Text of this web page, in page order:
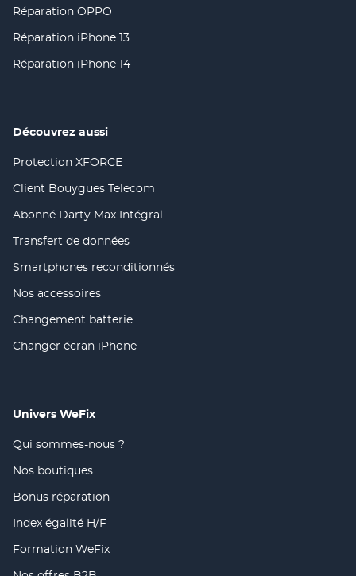
nouvelle
dans
nouvelle
Réparation OPPO
(ouvre
dans
nouvelle
Réparation iPhone 13
(ouvre
dans
Réparation iPhone 14
(ouvre
fenêtre)
Découvrez aussi
Protection XFORCE
(ouvre
dans
nouvelle
Client Bouygues Telecom
(ouvre
dans
nouvelle
Abonné Darty Max Intégral
(ouvre
dans
nouvelle
Transfert de données
(ouvre
dans
nouvelle
Smartphones reconditionnés
(ouvre
dans
nouvelle
Nos accessoires
(ouvre
dans
nouvelle
Changement batterie
(ouvre
dans
Changer écran iPhone
(ouvre
fenêtre)
Univers WeFix
Qui sommes-nous ?
(ouvre
dans
nouvelle
Nos boutiques
(ouvre
dans
nouvelle
Bonus réparation
(ouvre
dans
nouvelle
Index égalité H/F
(ouvre
dans
Formation WeFix
(ouvre
dans